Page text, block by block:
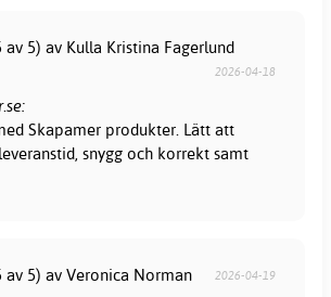
av 5) av Kulla Kristina Fagerlund
2026-04-18
Skapamer produkter. Lätt att
snygg och korrekt samt
av 5) av Veronica Norman 2026-04-19